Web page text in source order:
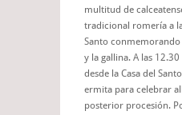
multitud de
tradicional romería a
Santo
y la gallina. A las
desde la Casa del
ermita para celebrar
posterior procesión.